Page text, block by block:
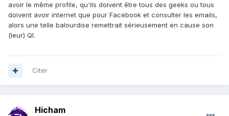
avoir le même profile, qu'ils doivent être tous des geeks ou tous
doivent avoir internet que pour Facebook et consulter les emails,
alors une telle balourdise remettrait sérieusement en cause son
(leur) QI.
Citer
Hicham